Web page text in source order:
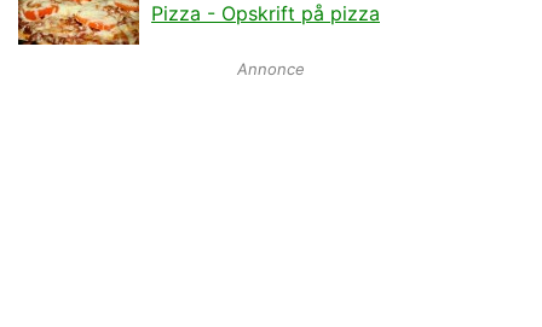
Pizza - Opskrift på pizza
Annonce